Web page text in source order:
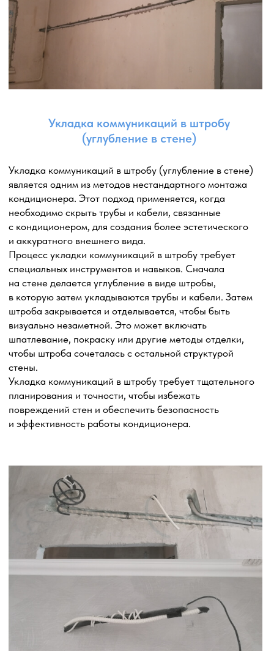
Укладка силового кабеля с/без подключения
к распределительному щиту
Прокладка силового кабеля является важной частью
процесса установки кондиционера. Она обеспечивает
электропитание для работы системы и должна быть
с требованиями кондиционера и электрической сети.
Безопасность и соблюдение норм: следуем
электробезопасным стандартам и нормам, чтобы
минимизировать риски возникновения короткого
замыкания, перегрузки или других проблем.
Обеспечиваем правильную изоляцию кабеля и его
Маршрут прокладки: планируем маршрут прокладки
кабеля таким образом, чтобы он был оптимальным
и эстетически приятным.
необходимости): если требуется подключение силового
Проверка и испытание: после прокладки силового
кабеля, мы тщательно проверяем его работу, убеждаясь
в правильном электропитании кондиционера
кондиционирования. Правильное подключение
дренажного шланга к канализационной системе
гарантирует эффективное и надежное удаление
конденсата без создания проблем с отводом влаги.
Выбор точки вывода: определяем подходящую точку
в канализационной системе для подключения
дренажного шланга. Это может быть сифон, дренажный
коллектор или другое подходящее место, где конденсат
может быть безопасно удален.
Наклон и расстояние: следим за правильным наклоном
дренажного шланга, чтобы обеспечить свободный
отток конденсата. Также учитываем расстояние между
слишком длинных шлангов или излишнего напряжения.
Проверка и испытание: после установки дренажного
шланга, тщательно проверяем его работу.